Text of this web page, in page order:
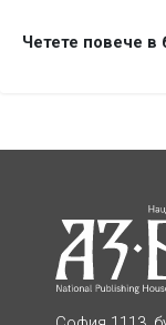
Четете повече в